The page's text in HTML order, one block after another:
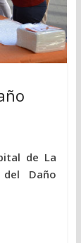
de La
Daño